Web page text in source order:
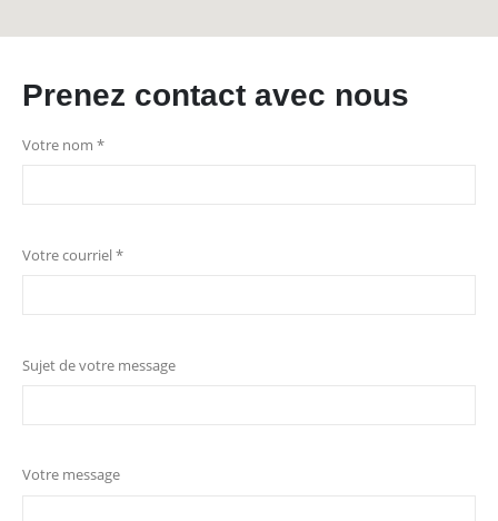
Prenez contact avec nous
Votre nom *
Votre courriel *
Sujet de votre message
Votre message